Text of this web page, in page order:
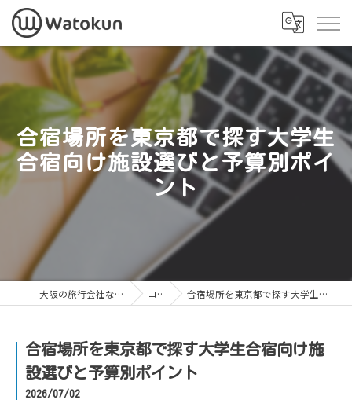
合宿場所を東京都で探す大学生
合宿向け施設選びと予算別ポイ
ント
大阪の旅行会社なら株式会社Watokun コラム 合宿場所を東京都で探す大学生合宿向け施設選びと予算別ポイント
合宿場所を東京都で探す大学生合宿向け施
設選びと予算別ポイント
2026/07/02